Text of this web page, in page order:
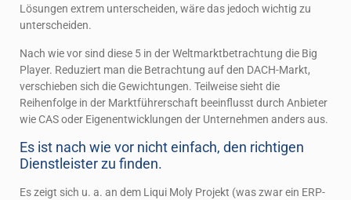
Lösungen extrem unterscheiden, wäre das jedoch wichtig zu
unterscheiden.
Nach wie vor sind diese 5 in der Weltmarktbetrachtung die Big
Player. Reduziert man die Betrachtung auf den DACH-Markt,
verschieben sich die Gewichtungen. Teilweise sieht die
Reihenfolge in der Marktführerschaft beeinflusst durch Anbieter
wie CAS oder Eigenentwicklungen der Unternehmen anders aus.
Es ist nach wie vor nicht einfach, den richtigen
Dienstleister zu finden.
Es zeigt sich u. a. an dem Liqui Moly Projekt (was zwar ein ERP-